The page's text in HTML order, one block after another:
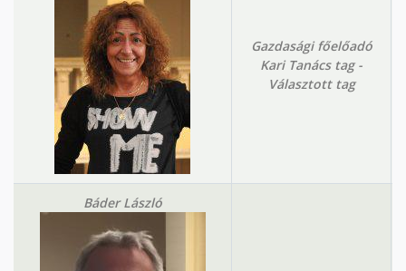
Gazdasági főelőadó
Kari Tanács tag -
Választott tag
Báder László